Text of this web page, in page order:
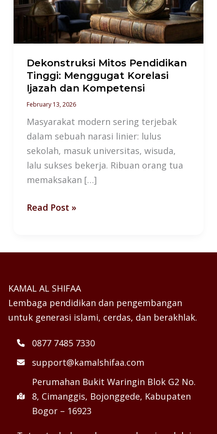
Dekonstruksi Mitos Pendidikan
Tinggi: Menggugat Korelasi
Ijazah dan Kompetensi
February 13, 2026
Masyarakat modern sering terjebak
dalam sebuah narasi linier: lulus
sekolah, masuk universitas, wisuda,
lalu sukses bekerja. Ribuan orang tua
memaksakan […]
Menggugat
Korelasi
Ijazah
Kompetensi
Read Post »
KAMAL AL SHIFAA
Lembaga pendidikan dan pengembangan
untuk generasi islami, cerdas, dan berakhlak.
0877 7485 7330
support@kamalshifaa.com
Perumahan Bukit Waringin Blok G2 No.
8, Cimanggis, Bojonggede, Kabupaten
Bogor – 16923